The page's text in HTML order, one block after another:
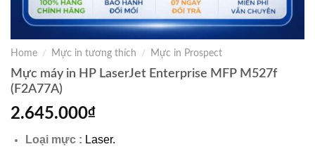
Home / Mực in tương thích / Mực in Prospect
Mực máy in HP LaserJet Enterprise MFP M527f
(F2A77A)
2.645.000₫
Loại mực : Laser.